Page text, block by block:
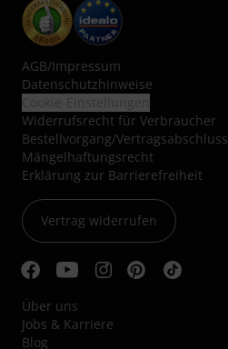
AGB/Impressum
Datenschutzhinweise
Widerrufsrecht für Verbraucher
Bestellvorgang/Vertragsabschluss
Mängelhaftungsrecht
Erklärung zur Barrierefreiheit
Vertrag widerrufen
Über uns
Jobs & Karriere
Blog